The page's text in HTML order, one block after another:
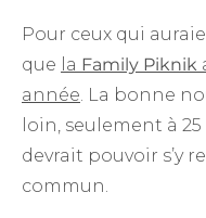
Pour ceux qui
que la Family Piknik
année. La bonne
loin, seulement à
devrait pouvoir s’y
commun.